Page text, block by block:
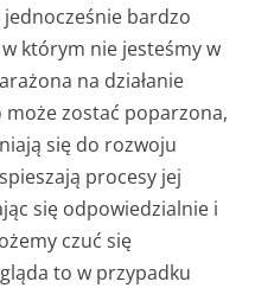
bardzo
którym nie jesteśmy w
na działanie
zostać poparzona,
się do rozwoju
procesy jej
się odpowiedzialnie i
czuć się
to w przypadku